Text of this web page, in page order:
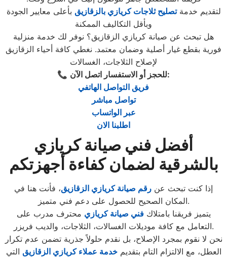
لتقديم خدمةتصليح ثلاجات كريازي بالزقازيق بأعلى معايير الجودة
وبأقل التكاليف الممكنة
هل تبحث عن صيانة كريازي الزقازيق؟ نوفر لك خدمة منزلية
فورية بقطع غيار أصلية وضمان معتمد. نغطي كافة أحياء الزقازيق
لإصلاح الثلاجات، الغسالات
📞 للحجز أو الاستفسار اتصل الآن:
فريق التواصل الهاتفي
تواصل مباشر
عبر الواتساب
اطلبنا الان
أفضل فني صيانة كريازي
بالشرقية لضمان كفاءة أجهزتكم
إذا كنت تبحث عن رقم صيانة كريازي الزقازيق، فأنت هنا في
المكان الصحيح للحصول على دعم فني متميز.
يتميز فريقنا بامتلاكفني صيانة كريازي محترف مدرب على
التعامل مع كافة موديلات الغسالات، الثلاجات، والديب فريزر.
نحن لا نقوم بمجرد الإصلاح، بل نقدم حلولاً جذرية تضمن عدم تكرار
العطل، مع الالتزام التام بتقديمخدمة عملاء كريازي الزقازيق التي